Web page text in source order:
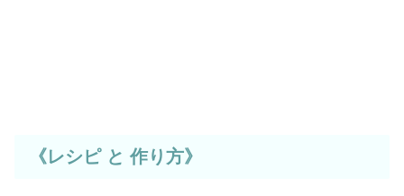
《レシピ と 作り方》